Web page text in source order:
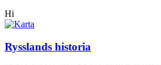
Hi
Rysslands historia